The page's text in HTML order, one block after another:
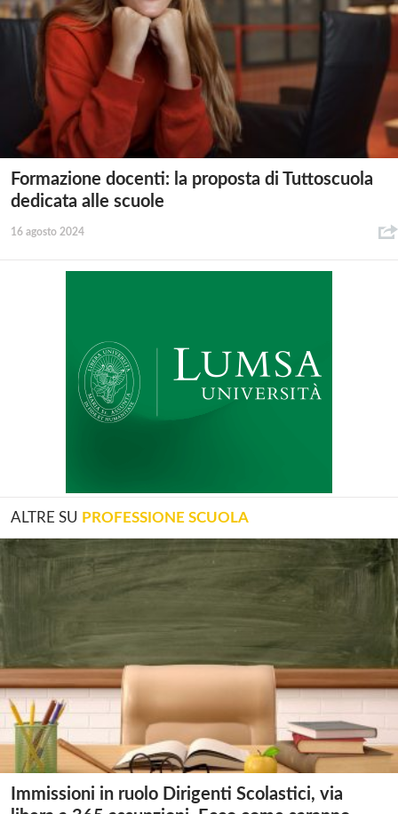
Formazione docenti: la proposta di Tuttoscuola
dedicata alle scuole
16 agosto 2024
ALTRE SU PROFESSIONE SCUOLA
Immissioni in ruolo Dirigenti Scolastici, via